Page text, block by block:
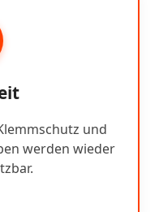
und
werden wieder